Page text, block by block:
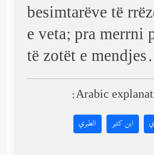
besimtarëve të
e veta; pra merrni
të zotët e mendjes.
Arabic
ابن كثير الطبري